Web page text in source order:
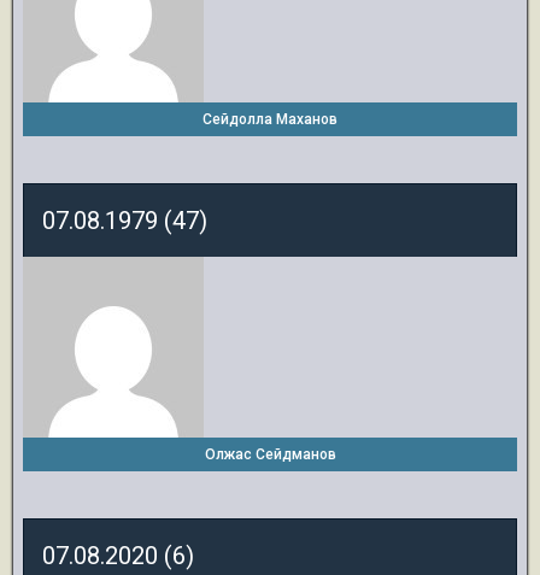
Сейдолла Маханов
07.08.1979 (47)
Олжас Сейдманов
07.08.2020 (6)